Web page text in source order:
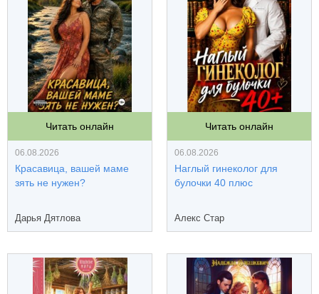
Читать онлайн
06.08.2026
Красавица, вашей маме
зять не нужен?
Дарья Дятлова
Читать онлайн
06.08.2026
Наглый гинеколог для
булочки 40 плюс
Алекс Стар